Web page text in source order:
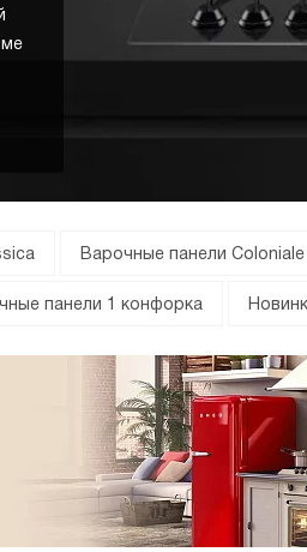
Варочные панели Coloniale
панели 1 конфорка